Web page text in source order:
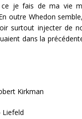
ce je fais de ma vie
outre Whedon
surtout injecter de
dans la
Kirkman
Liefeld